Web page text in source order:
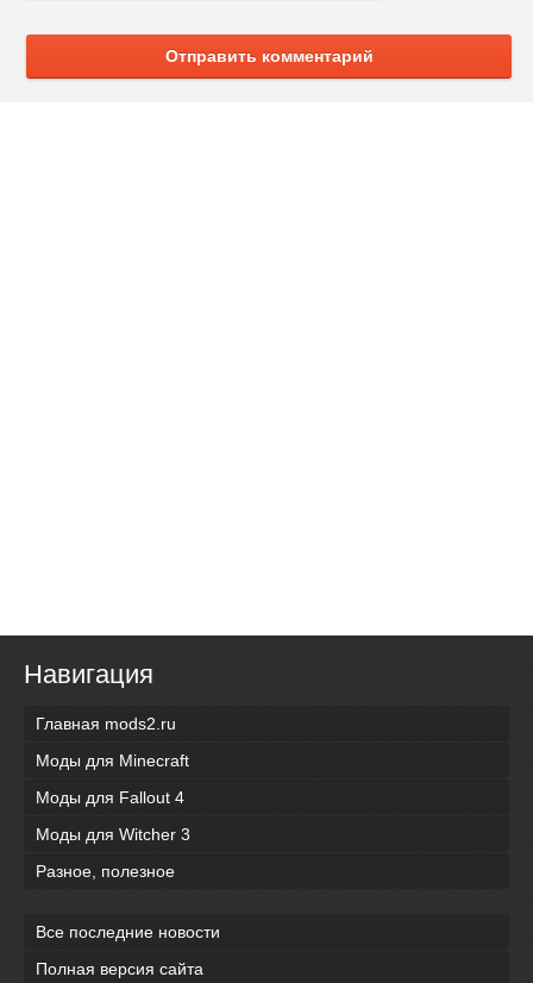
Отправить комментарий
Навигация
Главная mods2.ru
Моды для Minecraft
Моды для Fallout 4
Моды для Witcher 3
Разное, полезное
Все последние новости
Полная версия сайта